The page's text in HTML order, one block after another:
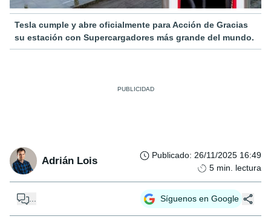
Tesla cumple y abre oficialmente para Acción de Gracias
su estación con Supercargadores más grande del mundo.
Adrián Lois Publicado: 26/11/2025 16:49
5 min. lectura
... Síguenos en Google